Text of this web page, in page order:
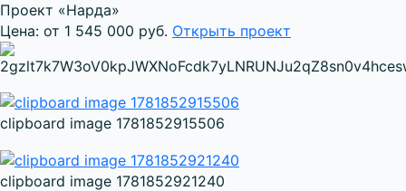
Проект «Нарда»
Цена: от 1 545 000 руб. Открыть проект
clipboard image 1781852915506
clipboard image 1781852921240